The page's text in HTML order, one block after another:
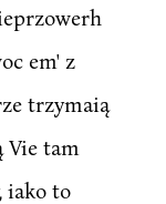
em' z
trzymaią
Vie tam
iako to